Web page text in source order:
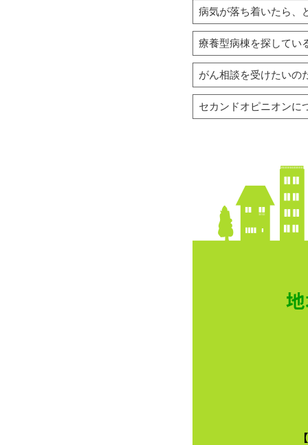
病気が落ち着いたら、
療養型病棟を探して
がん相談を受けたいの
セカンドオピニオン